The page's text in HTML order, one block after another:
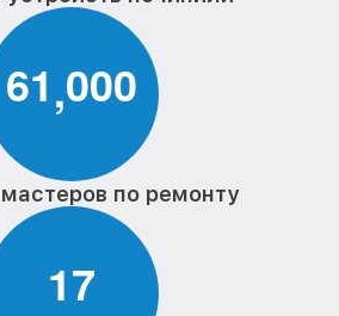
61,000
по ремонту
17